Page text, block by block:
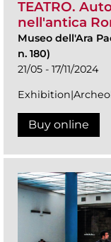
TEATRO.
nell'antica
Museo dell'Ara
n. 180)
21/05 - 17/11/2024
Buy online